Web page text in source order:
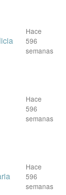
Hace
596
semanas
Hace
596
semanas
Hace
596
semanas